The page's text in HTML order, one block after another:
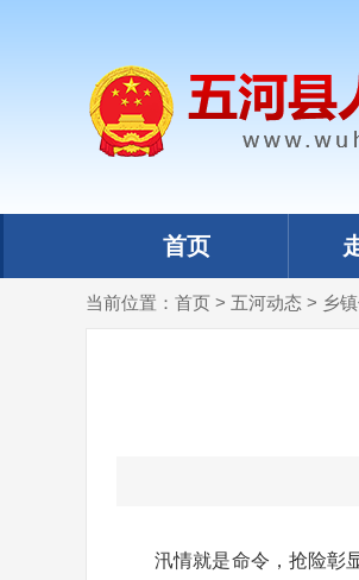
首页
当前位置： 首页 > 五河动态 > 乡
汛情就是命令，抢险彰